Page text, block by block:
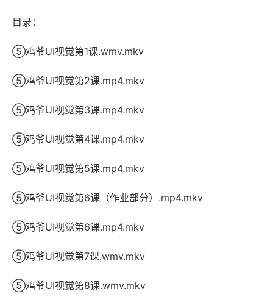
目录：
⑤鸡爷UI视觉第1课.wmv.mkv
⑤鸡爷UI视觉第2课.mp4.mkv
⑤鸡爷UI视觉第3课.mp4.mkv
⑤鸡爷UI视觉第4课.mp4.mkv
⑤鸡爷UI视觉第5课.mp4.mkv
⑤鸡爷UI视觉第6课（作业部分）.mp4.mkv
⑤鸡爷UI视觉第6课.mp4.mkv
⑤鸡爷UI视觉第7课.wmv.mkv
⑤鸡爷UI视觉第8课.wmv.mkv